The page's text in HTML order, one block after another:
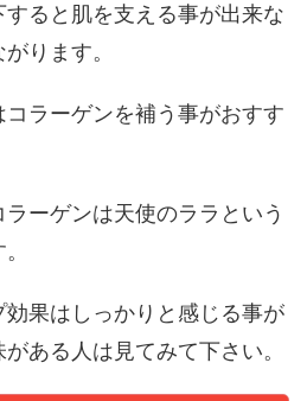
ると肌を支える事が出来な
ります。
ラーゲンを補う事がおすす
ーゲンは天使のララという
果はしっかりと感じる事が
ある人は見てみて下さい。